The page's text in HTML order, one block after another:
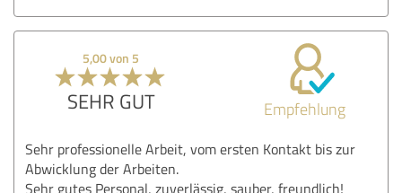
5,00 von 5
SEHR GUT Empfehlung
Sehr professionelle Arbeit, vom ersten Kontakt bis zur
Abwicklung der Arbeiten.
Sehr gutes Personal, zuverlässig, sauber, freundlich!